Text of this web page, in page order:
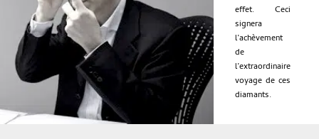
effet. Ceci
signera
l’achèvement
de
l’extraordinaire
voyage de ces
diamants.